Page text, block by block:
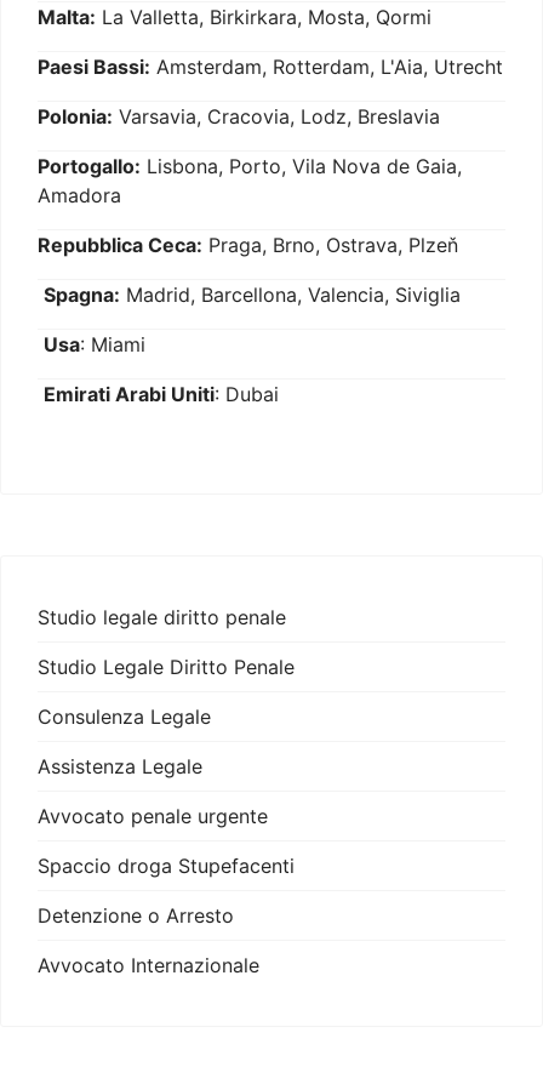
Malta: La Valletta, Birkirkara, Mosta, Qormi
Paesi Bassi: Amsterdam, Rotterdam, L'Aia, Utrecht
Polonia: Varsavia, Cracovia, Lodz, Breslavia
Portogallo: Lisbona, Porto, Vila Nova de Gaia,
Amadora
Repubblica Ceca: Praga, Brno, Ostrava, Plzeň
Spagna: Madrid, Barcellona, Valencia, Siviglia
Usa: Miami
Emirati Arabi Uniti: Dubai
Studio legale diritto penale
Studio Legale Diritto Penale
Consulenza Legale
Assistenza Legale
Avvocato penale urgente
Spaccio droga Stupefacenti
Detenzione o Arresto
Avvocato Internazionale